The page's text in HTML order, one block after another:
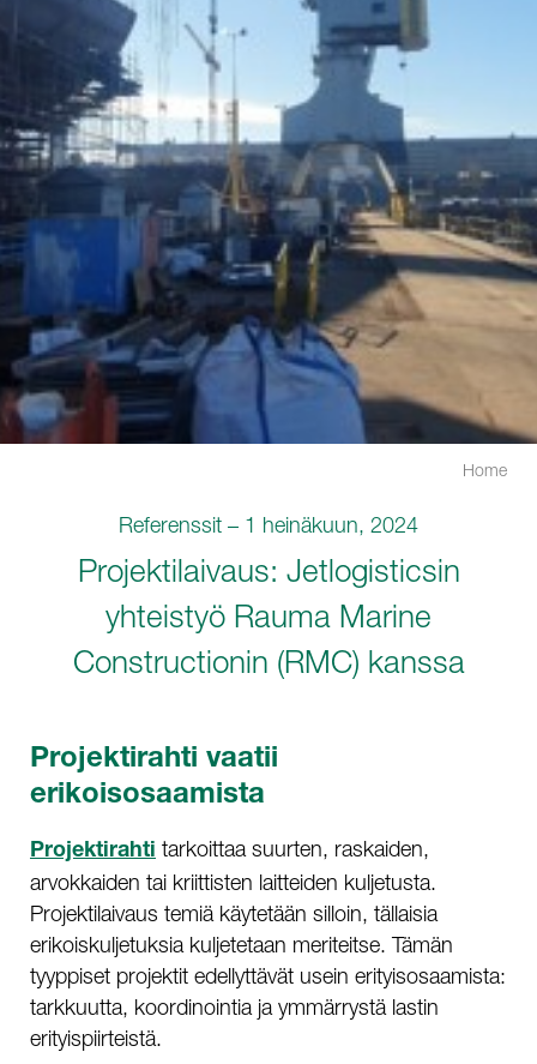
Home
Referenssit – 1 heinäkuun, 2024
Projektilaivaus: Jetlogisticsin
yhteistyö Rauma Marine
Constructionin (RMC) kanssa
Projektirahti vaatii
erikoisosaamista
Projektirahti tarkoittaa suurten, raskaiden,
arvokkaiden tai kriittisten laitteiden kuljetusta.
Projektilaivaus temiä käytetään silloin, tällaisia
erikoiskuljetuksia kuljetetaan meriteitse. Tämän
tyyppiset projektit edellyttävät usein erityisosaamista:
tarkkuutta, koordinointia ja ymmärrystä lastin
erityispiirteistä.